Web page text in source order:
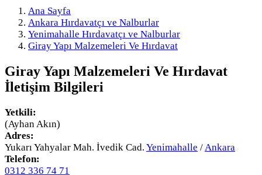
Ana Sayfa
Ankara Hırdavatçı ve Nalburlar
Yenimahalle Hırdavatçı ve Nalburlar
Giray Yapı Malzemeleri Ve Hırdavat
Giray Yapı Malzemeleri Ve Hırdavat
İletişim Bilgileri
Yetkili:
(Ayhan Akın)
Adres:
Yukarı Yahyalar Mah. İvedik Cad. Yenimahalle / Ankara
Telefon:
0312 336 74 71